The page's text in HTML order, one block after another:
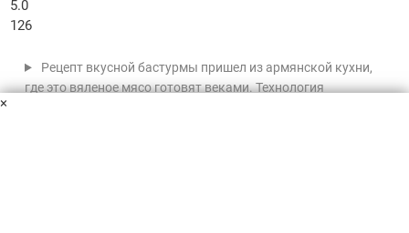
5.0
126
Рецепт вкусной бастурмы пришел из армянской кухни,
где это вяленое мясо готовят веками. Технология
×